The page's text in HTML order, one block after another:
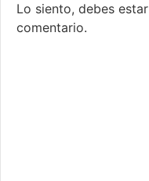
Lo siento, debes estar
comentario.